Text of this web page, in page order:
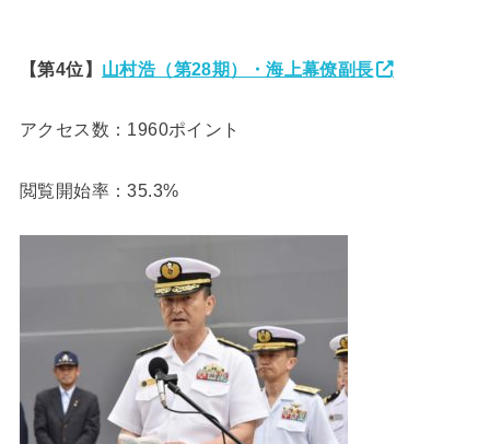
【第4位】 山村浩（第28期）・海上幕僚副長
アクセス数：1960ポイント
閲覧開始率：35.3%